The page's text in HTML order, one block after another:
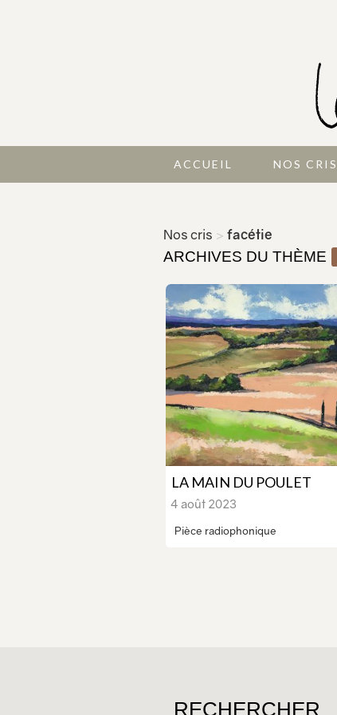
ACCUEIL NOS CRIS
Nos cris > facétie
ARCHIVES DU THÈME
LA MAIN DU POULET
4 août 2023
Pièce radiophonique
RECHERCHER